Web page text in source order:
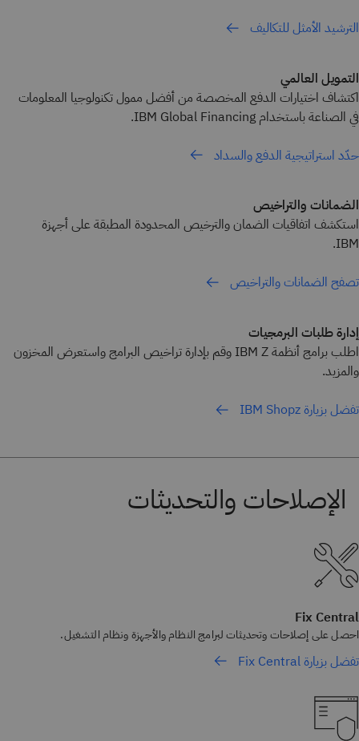
الترشيد الأمثل للتكاليف
التمويل العالمي
اكتشاف اختيارات الدفع المخصصة من أفضل ممول تكنولوجيا المعلومات
في الصناعة باستخدام IBM Global Financing.
حدّد استراتيجية الدفع والسداد
الضمانات والتراخيص
استكشف اتفاقيات الضمان والترخيص المحدودة المطبقة على أجهزة
IBM.
تصفح الضمانات والتراخيص
إدارة طلبات البرمجيات
اطلب برامج أنظمة IBM Z وقم بإدارة تراخيص البرامج واستعرض المخزون
والمزيد.
تفضل بزيارة IBM Shopz
Fix Central
احصل على إصلاحات وتحديثات لبرامج النظام والأجهزة ونظام التشغيل.
تفضل بزيارة Fix Central